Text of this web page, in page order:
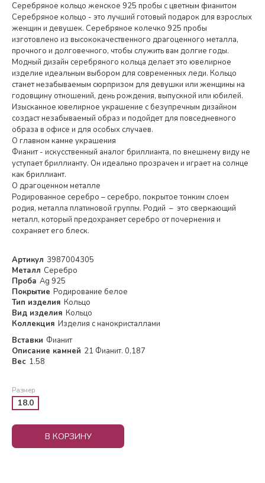
Серебряное кольцо женское 925 пробы с цветным фианитом
Серебряное кольцо - это лучший готовый подарок для взрослых
женщин и девушек. Серебряное колечко 925 пробы
изготовлено из высококачественного драгоценного металла,
прочного и долговечного, чтобы служить вам долгие годы.
Модный дизайн серебряного кольца делает это ювелирное
изделие идеальным выбором для современных леди. Кольцо
станет незабываемым сюрпризом для девушки или женщины на
годовщину отношений, день рождения, выпускной или юбилей.
Изысканное ювелирное украшение с безупречным дизайном
создаст незабываемый образ и подойдет для повседневного
образа в офисе и для особых случаев.
О главном камне украшения
Фианит - искусственный аналог бриллианта, по внешнему виду не
уступает бриллианту. Он идеально прозрачен и играет на солнце
как бриллиант.
О драгоценном металле
Родированное серебро – серебро, покрытое тонким слоем
родия, металла платиновой группы. Родий – это сверкающий
металл, который предохраняет серебро от почернения и
сохраняет его блеск.
Артикул 3987004305
Металл Серебро
Проба Ag 925
Покрытие Родирование белое
Тип изделия Кольцо
Вид изделия Кольцо
Коллекция Изделия с нанокристаллами
Вставки Фианит
Описание камней 21 Фианит. 0,187
Вес 1.58
Размер
18.0
В КОРЗИНУ